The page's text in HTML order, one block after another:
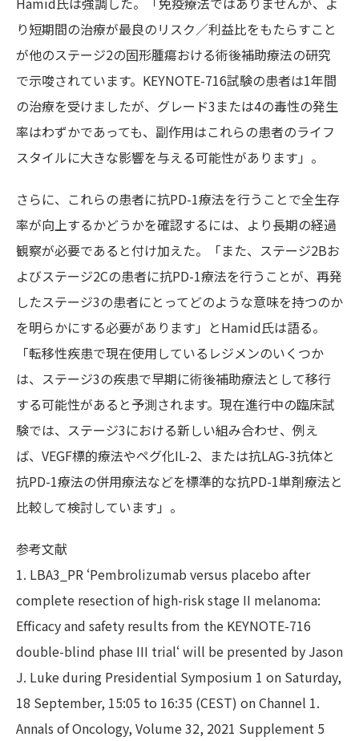
り短期間の治療が最良のリスク／利益比をもたらすこと
が他のステージ2の固形腫瘍おける術後補助療法の研究
で示唆されています。KEYNOTE-716試験の患者は1年間
の治療を受けましたが、グレード3または4の毒性の発生
率はわずかであっても、副作用はこれらの患者のライフ
スタイルに大きな影響を与える可能性があります」。
さらに、これらの患者に抗PD-1療法を行うことで全生存
率が向上するかどうかを確認するには、より長期の経過
観察が必要であると付け加えた。「また、ステージ2Bお
よびステージ2Cの患者に抗PD-1療法を行うことが、再発
したステージ3の患者にとってどのような意味を持つのか
を明らかにする必要があります」とHamid氏は語る。
「転移性疾患で現在使用しているレジメンのいくつか
は、ステージ3の疾患で早期に術後補助療法として移行
する可能性があると予測されます。現在進行中の臨床試
験では、ステージ3における新しい組み合わせ、例え
ば、VEGF標的療法やペグ化IL-2、または抗LAG-3抗体と
抗PD-1療法の併用療法などを標準的な抗PD-1単剤療法と
比較して検討しています」。
参考文献
1. LBA3_PR ‘Pembrolizumab versus placebo after
complete resection of high-risk stage II melanoma:
Efficacy and safety results from the KEYNOTE-716
double-blind phase III trial‘ will be presented by Jason
J. Luke during Presidential Symposium 1 on Saturday,
18 September, 15:05 to 16:35 (CEST) on Channel 1.
Annals of Oncology, Volume 32, 2021 Supplement 5